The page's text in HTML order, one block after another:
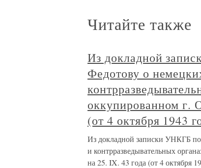
Читайте также
Из докладной
Федотову о
оккупированном г.
(от 4 октября 1943
Из докладной записки УНКГБ
и контрразведывательных
на 25. IX. 43 года (от 4 октября